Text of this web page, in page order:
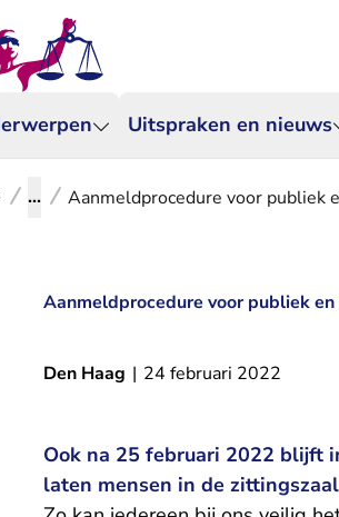
Uitspraken en nieuws
... Aanmeldprocedure voor publiek
Aanmeldprocedure voor publiek
Den Haag | 24 februari 2022
Ook na 25 februari 2022 blijft
laten mensen in de